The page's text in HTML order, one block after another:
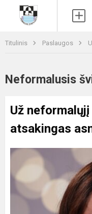
Titulinis Paslaugos
Neformalusis
Už
atsakingas